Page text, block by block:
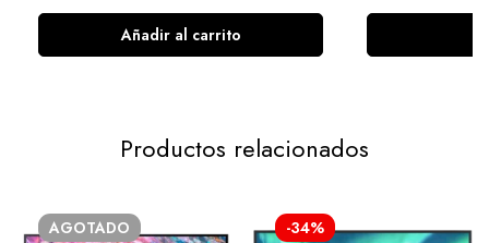
Añadir al carrito
Productos relacionados
AGOTADO -34%